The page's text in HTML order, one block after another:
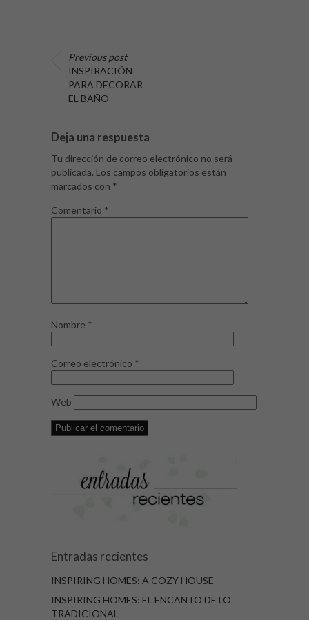
Previous post
INSPIRACIÓN
PARA DECORAR
EL BAÑO
Deja una respuesta
Tu dirección de correo electrónico no será
publicada. Los campos obligatorios están
marcados con *
Comentario *
Nombre *
Correo electrónico *
Web
Entradas recientes
INSPIRING HOMES: A COZY HOUSE
INSPIRING HOMES: EL ENCANTO DE LO
TRADICIONAL